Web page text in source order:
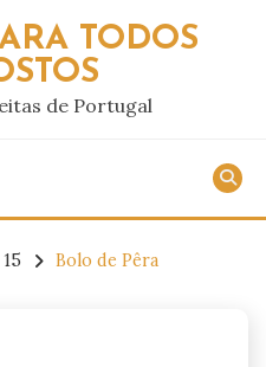
TODOS
de Portugal
15 Bolo de Pêra